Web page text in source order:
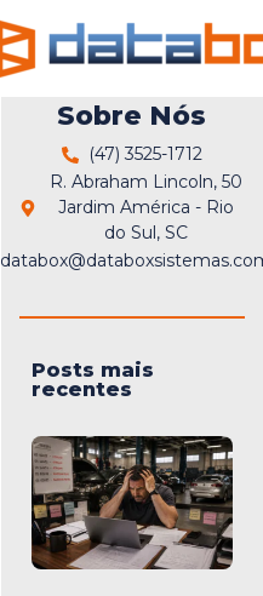
Sobre Nós
(47) 3525-1712
R. Abraham Lincoln, 50
Jardim América - Rio
do Sul, SC
Posts mais
recentes